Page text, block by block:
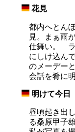
花見
都内へとん
見。まぁ雨
仕舞い。 ラ
にしけ込ん
のメーデー
会話を肴に
明けて今日
昼頃起き出
る桑原甲子